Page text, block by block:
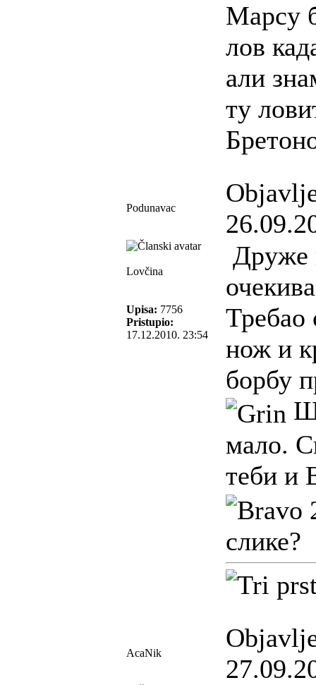
Марсу
лов
али
ту
Podunavac
Lovčina
Upisa: 7756
Pristupio:
17.12.2010. 23:54
Друже
Требао
нож и
борбу
мало.
теби и
слике?
AcaNik